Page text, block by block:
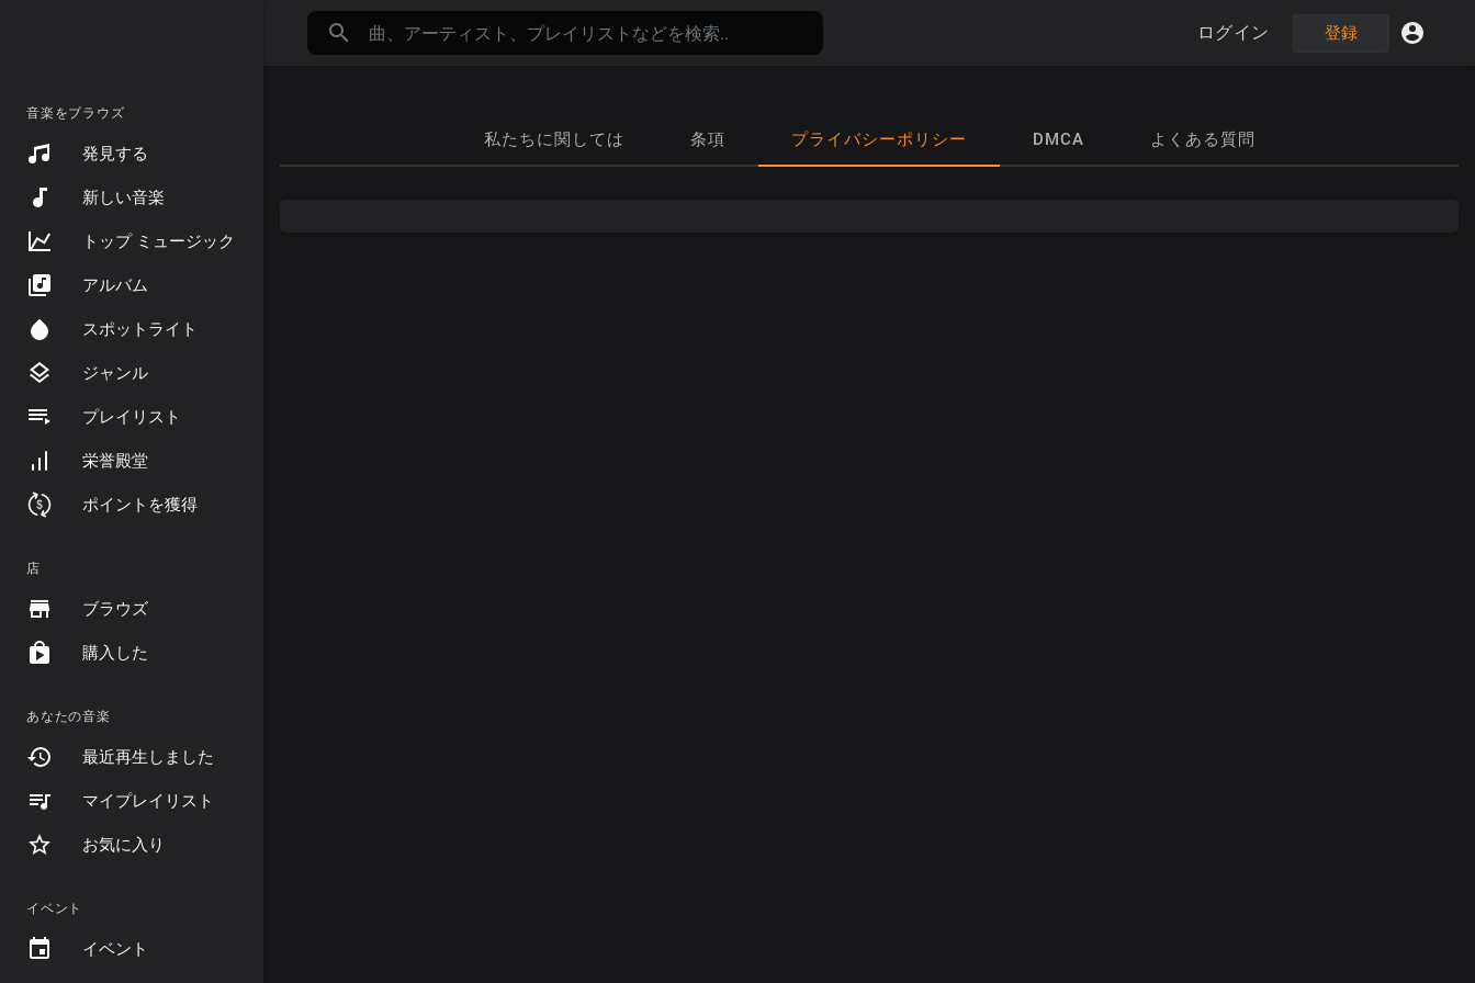
音楽をブラウズ
発見する
新しい音楽
トップ ミュージック
アルバム
スポットライト
ジャンル
プレイリスト
栄誉殿堂
ポイントを獲得
店
ブラウズ
購入した
あなたの音楽
最近再生しました
マイプレイリスト
お気に入り
イベント
イベント
ログイン 登録
私たちに関しては 条項 プライバシーポリシー DMCA よくある質問